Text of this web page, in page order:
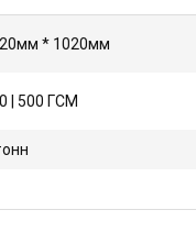
* 1020мм
| 500 ГСМ